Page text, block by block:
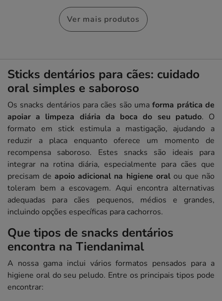
Ver mais produtos
Sticks dentários para cães: cuidado
oral simples e saboroso
Os snacks dentários para cães são umaforma prática de
apoiar a limpeza diária da boca do seu patudo. O
formato em stick estimula a mastigação, ajudando a
reduzir a placa enquanto oferece um momento de
recompensa saboroso. Estes snacks são ideais para
integrar na rotina diária, especialmente para cães que
precisam deapoio adicional na higiene oralou que não
toleram bem a escovagem. Aqui encontra alternativas
adequadas para cães pequenos, médios e grandes,
incluindo opções específicas para cachorros.
Que tipos de snacks dentários
encontra na Tiendanimal
A nossa gama inclui vários formatos pensados para a
higiene oral do seu peludo. Entre os principais tipos pode
encontrar: